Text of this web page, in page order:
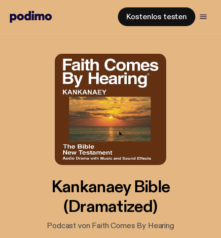
Kostenlos testen
Kankanaey Bible
(Dramatized)
Podcast von Faith Comes By Hearing